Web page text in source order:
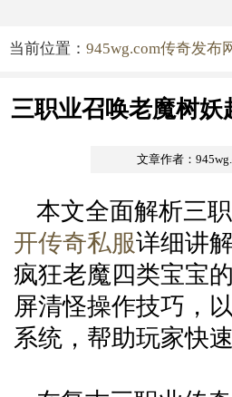
当前位置： 945wg.com传奇发布
三职业召唤老魔树
制与
文章作者：
本文全面解析三
开传奇私服详细讲
疯狂老魔四类宝宝
屏清怪操作技巧，
系统，帮助玩家快